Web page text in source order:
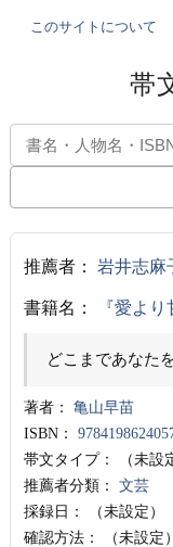
このサイトについて
帯
推薦者： 岩井志麻
書籍名： 『愛よ
どこまであなた
著者：
亀山早苗
ISBN：
帯文タイプ：
（未設
推薦者分類：
文芸
採録日：
（未設定）
確認方法：
（未設定）